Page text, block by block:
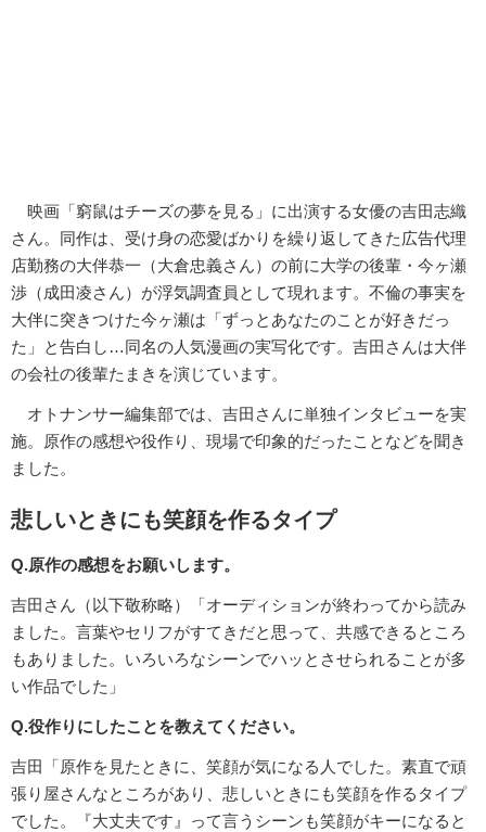
映画「窮鼠はチーズの夢を見る」に出演する女優の吉田志織
さん。同作は、受け身の恋愛ばかりを繰り返してきた広告代理
店勤務の大伴恭一（大倉忠義さん）の前に大学の後輩・今ヶ瀬
渉（成田凌さん）が浮気調査員として現れます。不倫の事実を
大伴に突きつけた今ヶ瀬は「ずっとあなたのことが好きだっ
た」と告白し…同名の人気漫画の実写化です。吉田さんは大伴
の会社の後輩たまきを演じています。
オトナンサー編集部では、吉田さんに単独インタビューを実
施。原作の感想や役作り、現場で印象的だったことなどを聞き
ました。
悲しいときにも笑顔を作るタイプ
Q.原作の感想をお願いします。
吉田さん（以下敬称略）「オーディションが終わってから読み
ました。言葉やセリフがすてきだと思って、共感できるところ
もありました。いろいろなシーンでハッとさせられることが多
い作品でした」
Q.役作りにしたことを教えてください。
吉田「原作を見たときに、笑顔が気になる人でした。素直で頑
張り屋さんなところがあり、悲しいときにも笑顔を作るタイプ
でした。『大丈夫です』って言うシーンも笑顔がキーになると